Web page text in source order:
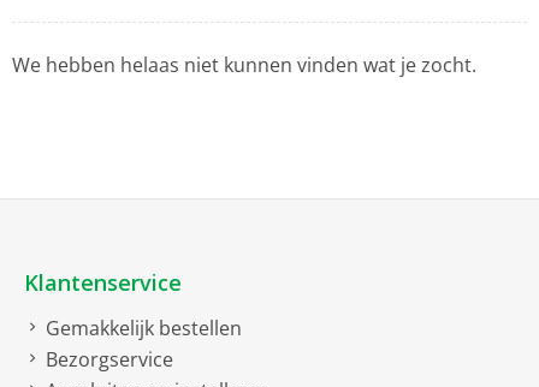
We hebben helaas niet kunnen vinden wat je zocht.
Klantenservice
Gemakkelijk bestellen
Bezorgservice